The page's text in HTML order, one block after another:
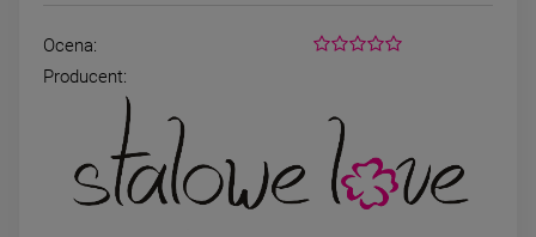
STAL CHIRURGICZNA
wiszące kółko patyczek
cyrkonie
44,00 zł
Bransoletka STAL
CHIRURGICZNA księżyc
kryształki czarne
49,00 zł
Ocena:
Producent: